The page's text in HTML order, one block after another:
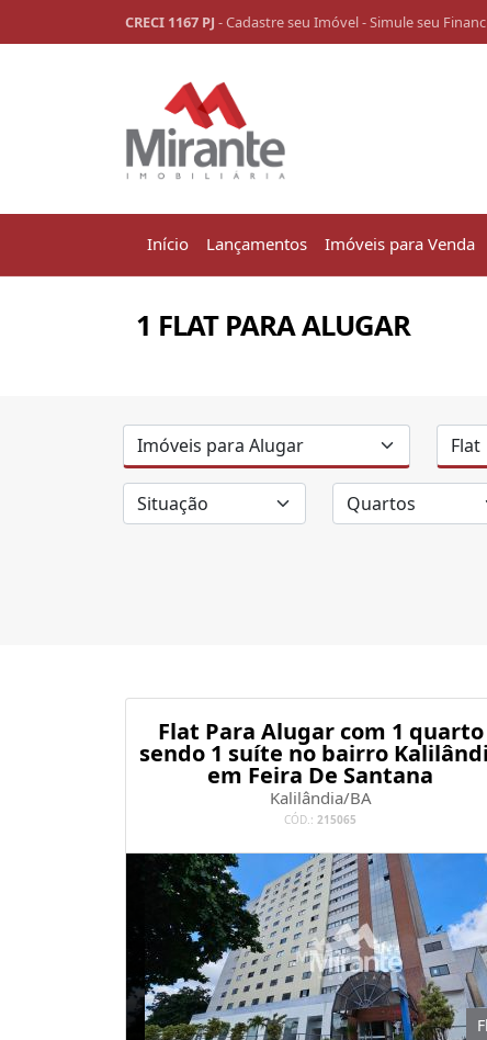
CRECI 1167 PJ -Cadastre seu Imóvel-Simule seu
Início Lançamentos Imóveis para Venda
1 FLAT PARA ALUGAR
Flat Para Alugar com 1 quarto
sendo 1 suíte no bairro
em Feira De Santana
Kalilândia/BA
CÓD.: 215065